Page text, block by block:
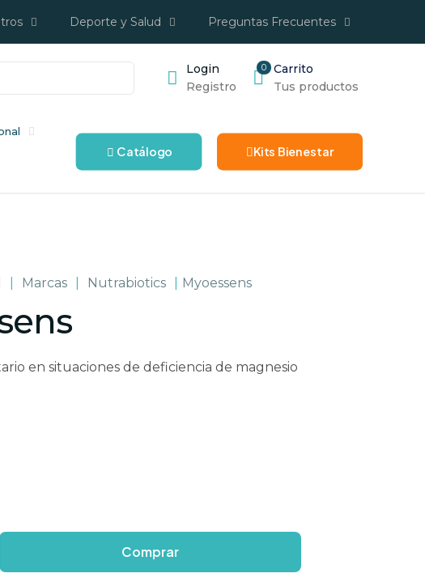
Deporte y Salud Preguntas Frecuentes
Login
Registro
0
Carrito
Tus productos
Catálogo Kits Bienestar
Marcas Nutrabiotics Myoessens
en situaciones de deficiencia de magnesio
Comprar